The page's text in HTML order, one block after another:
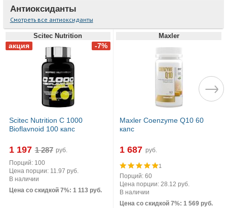
Антиоксиданты
Смотреть все антиоксиданты
Scitec Nutrition
Scitec Nutrition C 1000
Bioflavnoid 100 капс
1 197
руб.
Порций: 100
Цена порции: 11.97 руб.
В наличии
Цена со скидкой 7%: 1 113 руб.
Maxler
Maxler Coenzyme Q10 60
капс
1 687 руб.
1
Порций: 60
Цена порции: 28.12 руб.
В наличии
Цена со скидкой 7%: 1 569 руб.